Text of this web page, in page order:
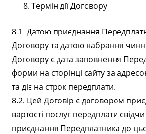
Термін дії Договору
8.1. Датою приєднання
Договору та датою набрання
Договору є дата заповнення
форми на сторінці сайту за
та діє на строк передплати.
8.2. Цей Договір є договором
вартості послуг передплати
приєднання Передплатника до